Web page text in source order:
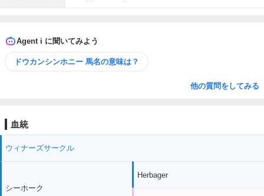
Agent i に聞いてみよう
ドウカンシンホニー 馬名の意味は？
他の質問をしてみる
血統
ウィナーズサークル
シーホーク
Herbager